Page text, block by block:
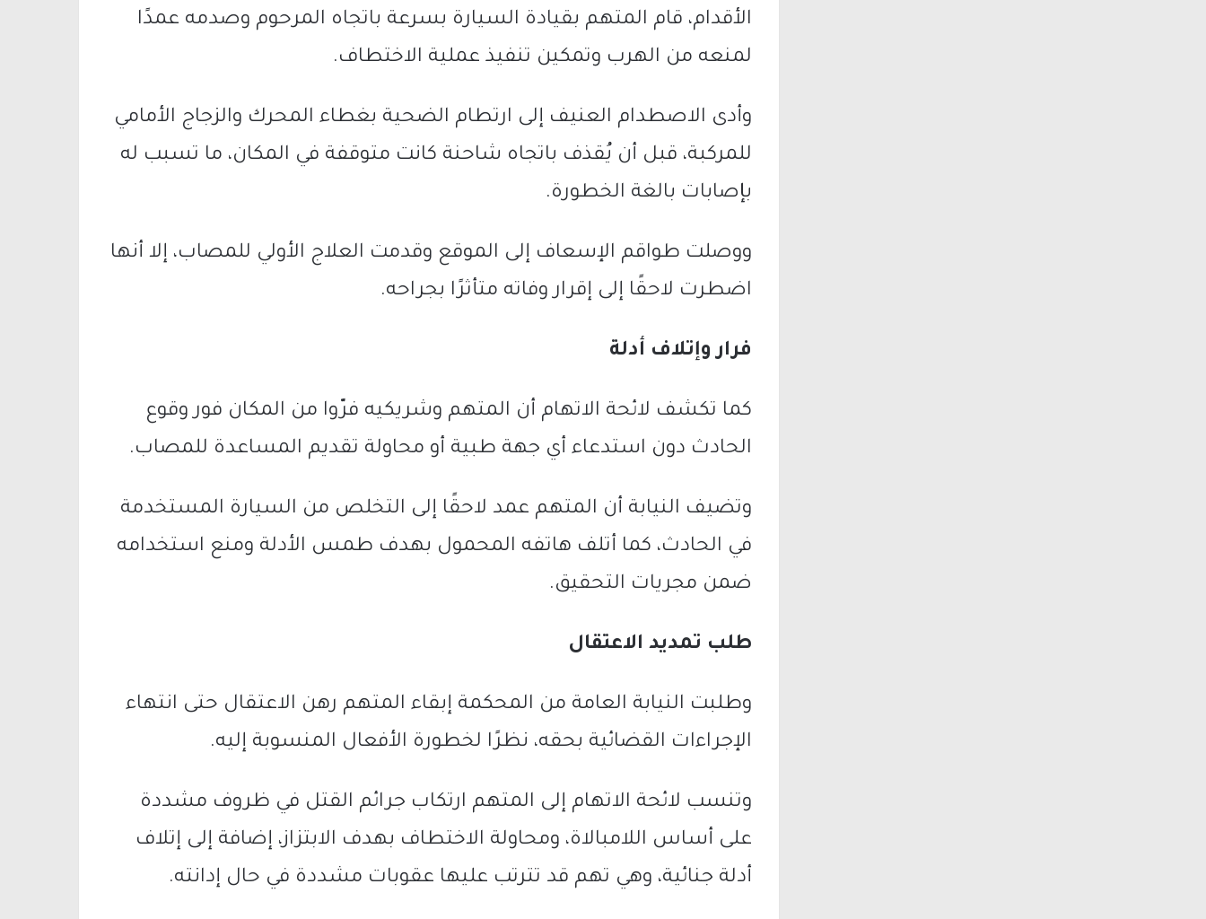
الأقدام، قام المتهم بقيادة السيارة بسرعة باتجاه المرحوم وصدمه عمدًا
لمنعه من الهرب وتمكين تنفيذ عملية الاختطاف.
وأدى الاصطدام العنيف إلى ارتطام الضحية بغطاء المحرك والزجاج الأمامي
للمركبة، قبل أن يُقذف باتجاه شاحنة كانت متوقفة في المكان، ما تسبب له
بإصابات بالغة الخطورة.
ووصلت طواقم الإسعاف إلى الموقع وقدمت العلاج الأولي للمصاب، إلا أنها
اضطرت لاحقًا إلى إقرار وفاته متأثرًا بجراحه.
فرار وإتلاف أدلة
كما تكشف لائحة الاتهام أن المتهم وشريكيه فرّوا من المكان فور وقوع
الحادث دون استدعاء أي جهة طبية أو محاولة تقديم المساعدة للمصاب.
وتضيف النيابة أن المتهم عمد لاحقًا إلى التخلص من السيارة المستخدمة
في الحادث، كما أتلف هاتفه المحمول بهدف طمس الأدلة ومنع استخدامه
ضمن مجريات التحقيق.
طلب تمديد الاعتقال
وطلبت النيابة العامة من المحكمة إبقاء المتهم رهن الاعتقال حتى انتهاء
الإجراءات القضائية بحقه، نظرًا لخطورة الأفعال المنسوبة إليه.
وتنسب لائحة الاتهام إلى المتهم ارتكاب جرائم القتل في ظروف مشددة
على أساس اللامبالاة، ومحاولة الاختطاف بهدف الابتزاز، إضافة إلى إتلاف
أدلة جنائية، وهي تهم قد تترتب عليها عقوبات مشددة في حال إدانته.